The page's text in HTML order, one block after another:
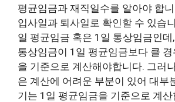
평균임금과 재직일수를 알아야 합
입사일과 퇴사일로 확인할 수 있습
일 평균임금 혹은 1일 통상임금인데
통상임금이 1일 평균임금보다 클
을 기준으로 계산해야합니다. 그러
은 계산에 어려운 부분이 있어 대부
기는 1일 평균임금을 기준으로 계